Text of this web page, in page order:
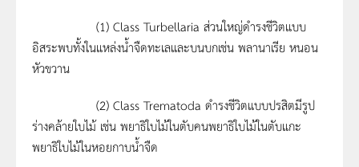
(1) Class Turbellaria ส่วนใหญ่ดำรงชีวิตแบบ
อิสระพบทั้งในแหล่งน้ำจืดทะเลและบนบกเช่น พลานาเรีย หนอน
หัวขวาน
(2) Class Trematoda ดำรงชีวิตแบบปรสิตมีรูป
ร่างคล้ายใบไม้ เช่น พยาธิใบไม้ในตับคนพยาธิใบไม้ในตับแกะ
พยาธิใบไม้ในหอยกาบน้ำจืด